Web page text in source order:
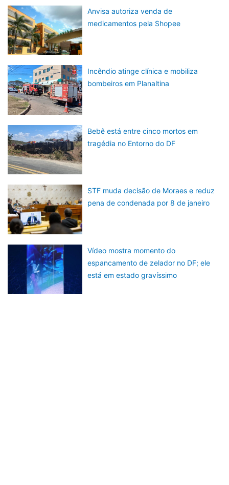
Anvisa autoriza venda de
medicamentos pela Shopee
Incêndio atinge clínica e mobiliza
bombeiros em Planaltina
Bebê está entre cinco mortos em
tragédia no Entorno do DF
STF muda decisão de Moraes e reduz
pena de condenada por 8 de janeiro
Vídeo mostra momento do
espancamento de zelador no DF; ele
está em estado gravíssimo